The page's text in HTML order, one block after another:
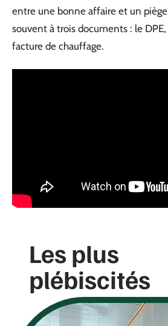
entre une bonne affaire et un
souvent à trois documents : le
facture de chauffage.
Les plus
plébiscités